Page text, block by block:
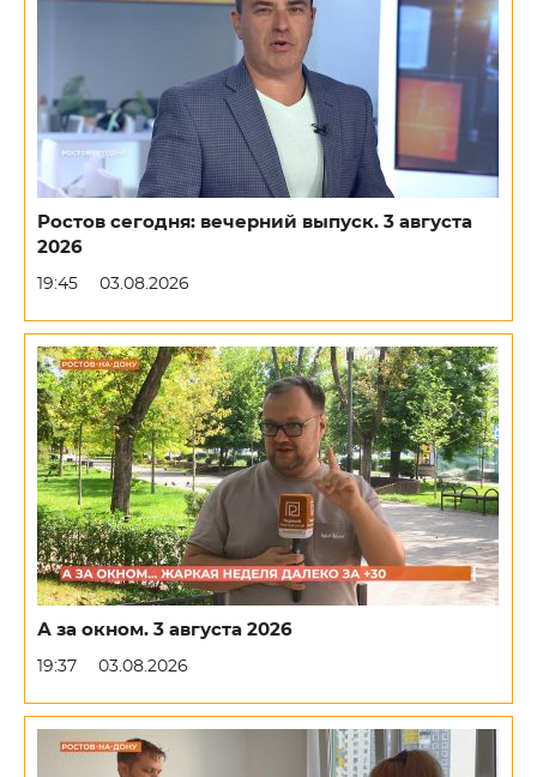
Ростов сегодня: вечерний выпуск. 3 августа
2026
19:45 03.08.2026
А за окном. 3 августа 2026
19:37 03.08.2026